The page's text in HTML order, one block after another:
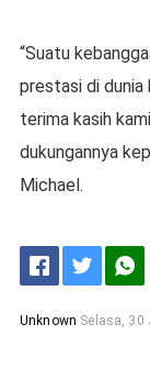
“Suatu
prestasi di dunia
terima kasih
dukungannya
Michael.
Unknown Selasa, 30